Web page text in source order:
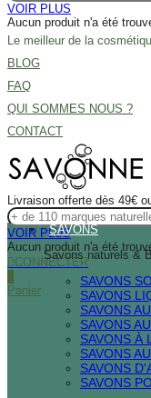
VOIR PLUS
Aucun produit n'a été
Le meilleur de la
BLOG
FAQ
QUI SOMMES NOUS ?
CONTACT
Livraison offerte dès 49€
VOIR PLUS
Aucun produit n'a été
CONNECTER
Panier
SAVONS
Savons naturels &
SAVONS
SAVONS
SAVONS
SAVONS
SAVONS À
SAVONS
SAVONS
SAVONS